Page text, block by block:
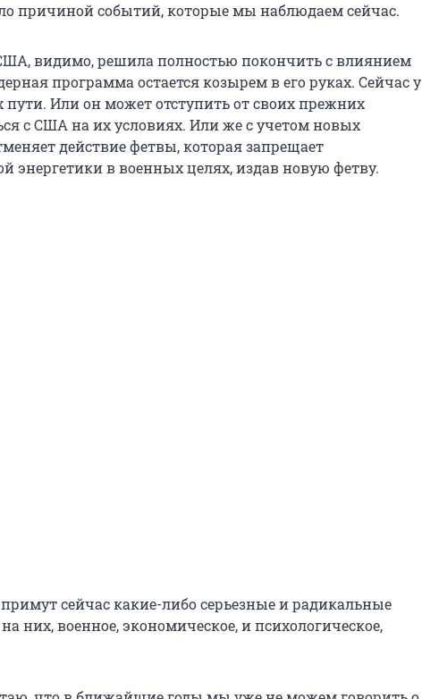
причиной событий, которые мы наблюдаем сейчас.
видимо, решила полностью покончить с влиянием
программа остается козырем в его руках. Сейчас у
Или он может отступить от своих прежних
с США на их условиях. Или же с учетом новых
действие фетвы, которая запрещает
энергетики в военных целях, издав новую фетву.
сейчас какие-либо серьезные и радикальные
них, военное, экономическое, и психологическое,